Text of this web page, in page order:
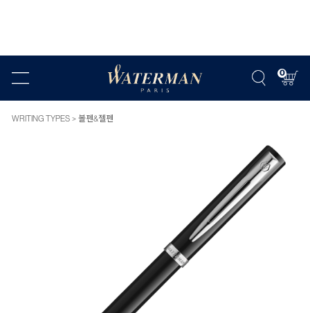
0
WRITING TYPES 볼펜&젤펜